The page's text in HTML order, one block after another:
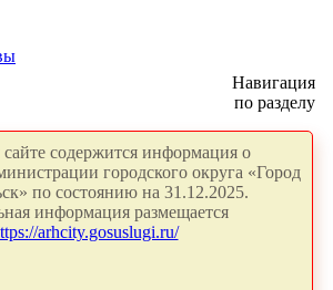
Навигация
по разделу
содержится информация о
городского округа «Город
по состоянию на 31.12.2025.
информация размещается
arhcity.gosuslugi.ru/